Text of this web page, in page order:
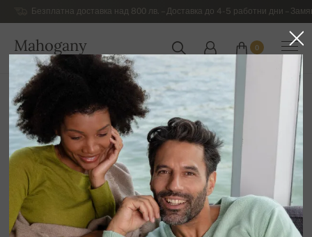
Безплатна доставка над 800 лв. – Доставка до 4-5 работни дни –
Mahogany
БЪЛГАРИЯ
0
Начална страница
Луксозни мъжки дрехи от кашмир
Основна мъжка колекция от кашмир